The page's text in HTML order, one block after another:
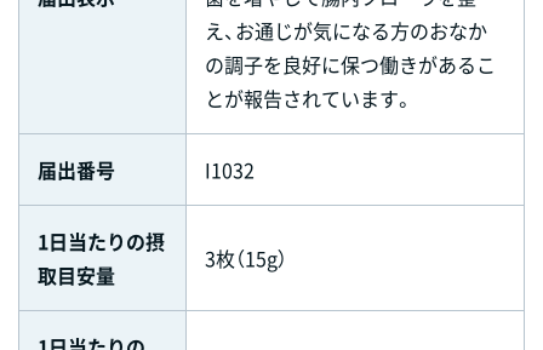
え、お通じが気になる方のおなか
の調子を良好に保つ働きがあるこ
とが報告されています。
届出番号 I1032
1日当たりの摂
取目安量
3枚（15g）